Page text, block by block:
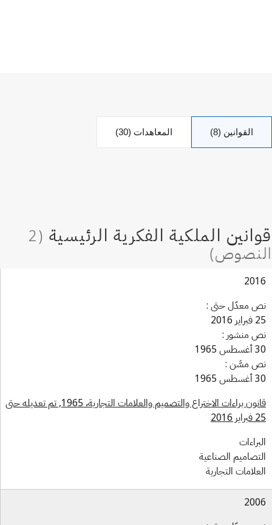
القوانين (8) المعاهدات (30)
معدّل حتى :
منشور :
مسَّن :
قانون براءات الاختراع والتصميم والعلامات التجارية، 1965, تم تعديله حتى
الصناعية
التجارية